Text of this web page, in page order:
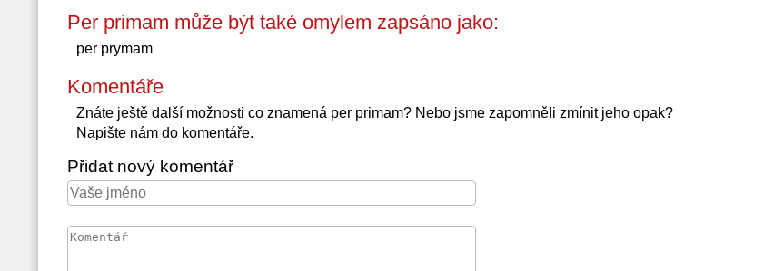
Per primam může být také omylem zapsáno jako:
per prymam
Komentáře
Znáte ještě další možnosti co znamená per primam? Nebo jsme zapomněli zmínit jeho opak?
Napište nám do komentáře.
Přidat nový komentář